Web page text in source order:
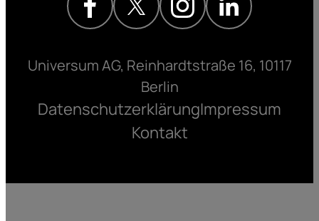
Universum AG, Reinhardtstraße 16, 10117
Berlin
DatenschutzerklärungImpressum
Kontakt